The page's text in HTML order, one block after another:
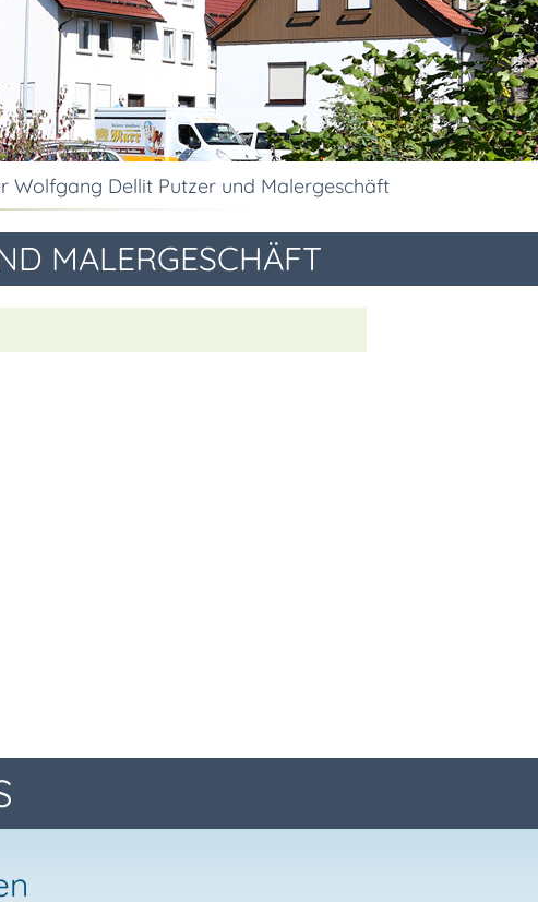
Wolfgang Dellit Putzer und Malergeschäft
MALERGESCHÄFT